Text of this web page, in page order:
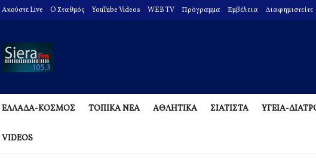
Ακούστε Live O Σταθμός YouTube Videos WEB TV Πρόγραμμα Εμβέλεια Διαφημιστείτε
ΕΛΛΑΔΑ-ΚΟΣΜΟΣ ΤΟΠΙΚΑ ΝΕΑ ΑΘΛΗΤΙΚΑ ΣΙΑΤΙΣΤΑ ΥΓΕΙΑ-
VIDEOS